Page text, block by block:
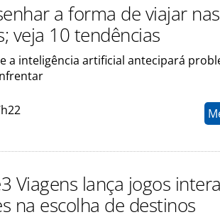
a forma de viajar
veja 10 tendências
a inteligência artificial antecipará
Viagens lança jogos
na escolha de destinos